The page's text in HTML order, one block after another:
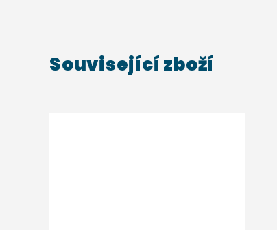
Související zboží